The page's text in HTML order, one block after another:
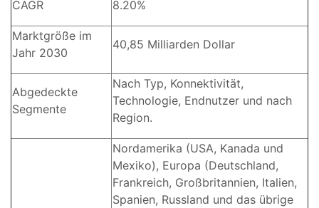
CAGR 8.20%
Marktgröße im
Jahr 2030
40,85 Milliarden Dollar
Abgedeckte
Segmente
Nach Typ, Konnektivität,
Technologie, Endnutzer und nach
Region.
Nordamerika (USA, Kanada und
Mexiko), Europa (Deutschland,
Frankreich, Großbritannien, Italien,
Spanien, Russland und das übrige